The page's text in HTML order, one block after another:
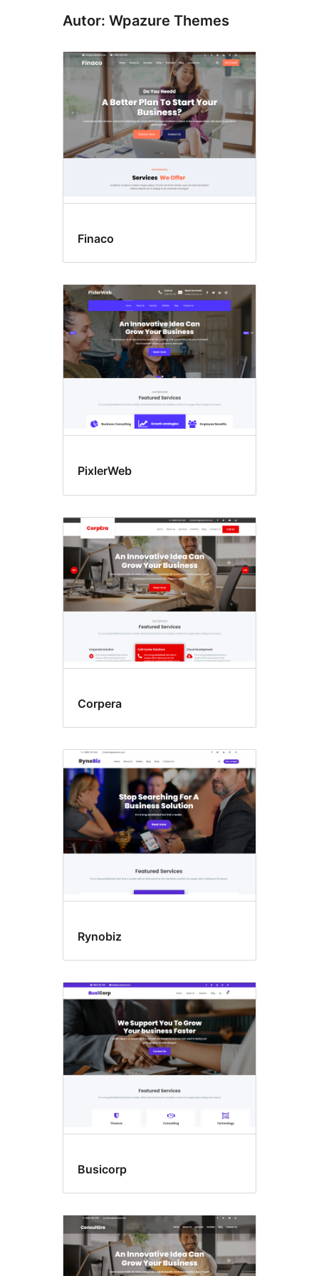
Autor: Wpazure Themes
Finaco
PixlerWeb
Corpera
Rynobiz
Busicorp